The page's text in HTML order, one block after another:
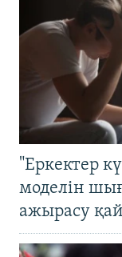
"Еркектер
моделін
ажырасу